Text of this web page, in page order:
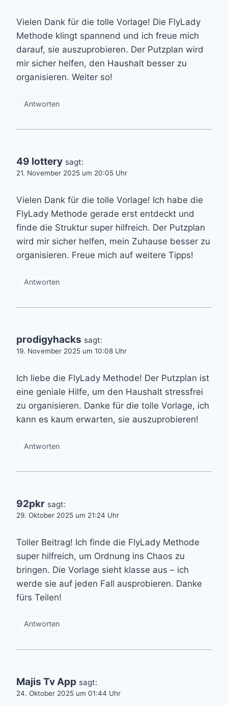
Vielen Dank für die tolle Vorlage! Die FlyLady
Methode klingt spannend und ich freue mich
darauf, sie auszuprobieren. Der Putzplan wird
mir sicher helfen, den Haushalt besser zu
organisieren. Weiter so!
Antworten
49 lottery sagt:
21. November 2025 um 20:05 Uhr
Vielen Dank für die tolle Vorlage! Ich habe die
FlyLady Methode gerade erst entdeckt und
finde die Struktur super hilfreich. Der Putzplan
wird mir sicher helfen, mein Zuhause besser zu
organisieren. Freue mich auf weitere Tipps!
Antworten
prodigyhacks sagt:
19. November 2025 um 10:08 Uhr
Ich liebe die FlyLady Methode! Der Putzplan ist
eine geniale Hilfe, um den Haushalt stressfrei
zu organisieren. Danke für die tolle Vorlage, ich
kann es kaum erwarten, sie auszuprobieren!
Antworten
92pkr sagt:
29. Oktober 2025 um 21:24 Uhr
Toller Beitrag! Ich finde die FlyLady Methode
super hilfreich, um Ordnung ins Chaos zu
bringen. Die Vorlage sieht klasse aus – ich
werde sie auf jeden Fall ausprobieren. Danke
fürs Teilen!
Antworten
Majis Tv App sagt:
24. Oktober 2025 um 01:44 Uhr